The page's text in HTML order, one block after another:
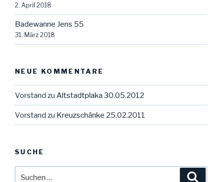
2. April 2018
Badewanne Jens 55
31. März 2018
NEUE KOMMENTARE
Vorstand zu Altstadtplaka 30.05.2012
Vorstand zu Kreuzschänke 25.02.2011
SUCHE